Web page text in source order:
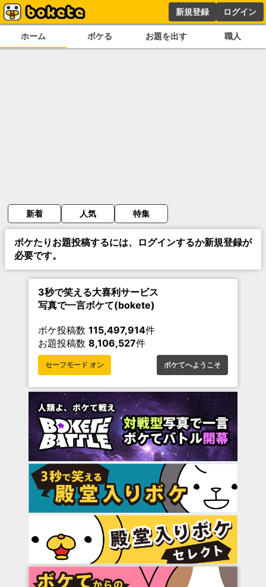
新規登録 ログイン
ホーム ボケる お題を出す 職人
新着 人気 特集
ボケたりお題投稿するには、ログインするか新規登録が
必要です。
3秒で笑える大喜利サービス
写真で一言ボケて(bokete)
ボケ投稿数 115,497,914件
お題投稿数 8,106,527件
セーフモード オン ボケてへようこそ